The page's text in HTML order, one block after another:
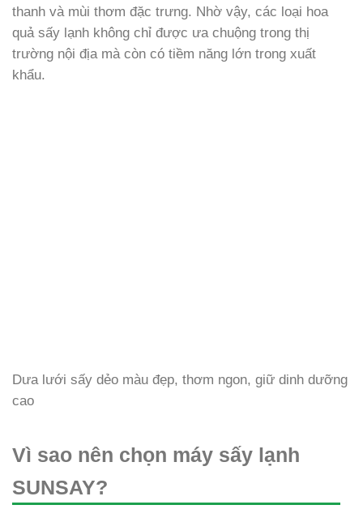
thanh và mùi thơm đặc trưng. Nhờ vậy, các loại hoa
quả sấy lạnh không chỉ được ưa chuộng trong thị
trường nội địa mà còn có tiềm năng lớn trong xuất
khẩu.
Dưa lưới sấy dẻo màu đẹp, thơm ngon, giữ dinh dưỡng
cao
Vì sao nên chọn máy sấy lạnh
SUNSAY?